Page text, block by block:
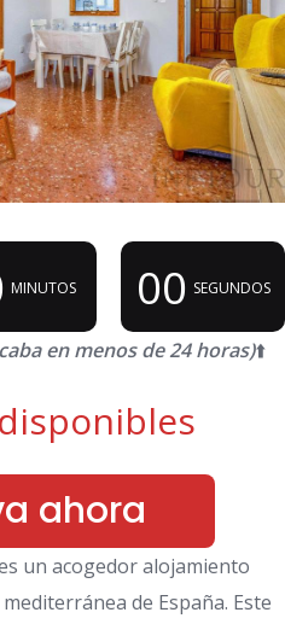
MINUTOS 00 SEGUNDOS
en menos de 24 horas)⬆️
ahora
un acogedor alojamiento
de España. Este